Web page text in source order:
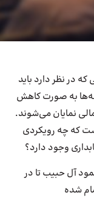
در نظر دارد باید
به صورت کاهش
نمایان می‌شوند.
که چه رویکردی
وجود دارد؟
آل حبیب تا در
شده